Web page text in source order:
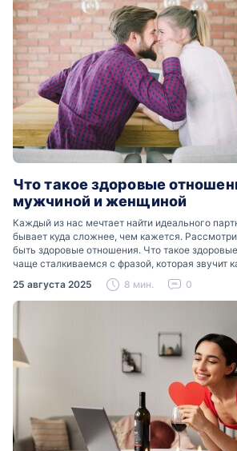
Что такое здоровые
мужчиной и женщиной
Каждый из нас мечтает найти идеального
бывает куда сложнее, чем кажется.
быть здоровые отношения. Что такое
чаще сталкиваемся с фразой, которая звучит
отношения». Что именно подразумевается…
25 августа 2025 8 мин. 0